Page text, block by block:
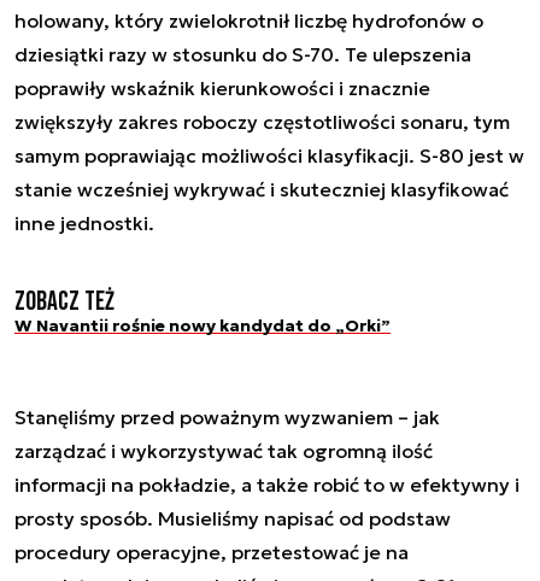
holowany, który zwielokrotnił liczbę hydrofonów o
dziesiątki razy w stosunku do S-70. Te ulepszenia
poprawiły wskaźnik kierunkowości i znacznie
zwiększyły zakres roboczy częstotliwości sonaru, tym
samym poprawiając możliwości klasyfikacji. S-80 jest w
stanie wcześniej wykrywać i skuteczniej klasyfikować
inne jednostki.
Zobacz też
W Navantii rośnie nowy kandydat do „Orki”
Stanęliśmy przed poważnym wyzwaniem – jak
zarządzać i wykorzystywać tak ogromną ilość
informacji na pokładzie, a także robić to w efektywny i
prosty sposób. Musieliśmy napisać od podstaw
procedury operacyjne, przetestować je na